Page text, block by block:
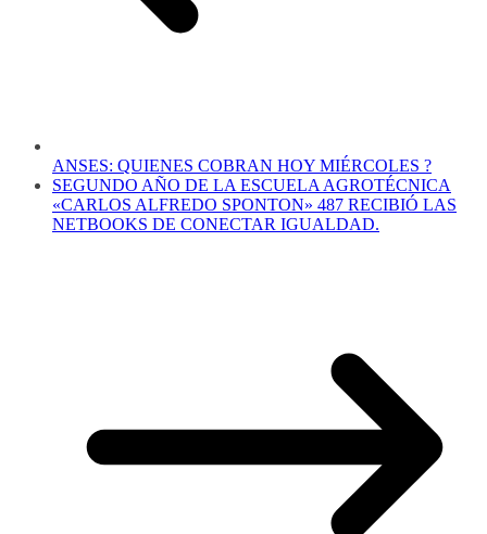
ANSES: QUIENES COBRAN HOY MIÉRCOLES ?
SEGUNDO AÑO DE LA ESCUELA AGROTÉCNICA
«CARLOS ALFREDO SPONTON» 487 RECIBIÓ LAS
NETBOOKS DE CONECTAR IGUALDAD.